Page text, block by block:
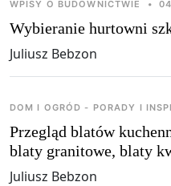
WPISY O BUDOWNICTWIE •
Wybieranie hurtowni
Juliusz Bebzon
DOM I OGRÓD - PORADY I
Przegląd blatów
blaty granitowe, blaty
Juliusz Bebzon